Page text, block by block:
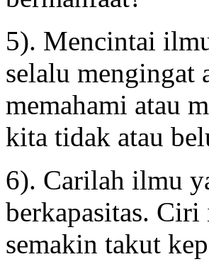
5). Mencintai
selalu mengingat
memahami atau
kita tidak atau
6).️ Carilah ilmu
berkapasitas.
semakin takut